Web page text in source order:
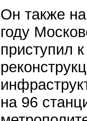
Он также
году
приступил
на 96